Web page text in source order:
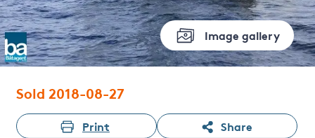
Image gallery
Sold 2018-08-27
Print Share